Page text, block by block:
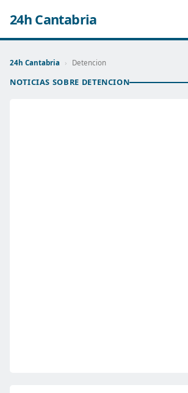
24h Cantabria
24h Cantabria › Detencion
NOTICIAS SOBRE DETENCION